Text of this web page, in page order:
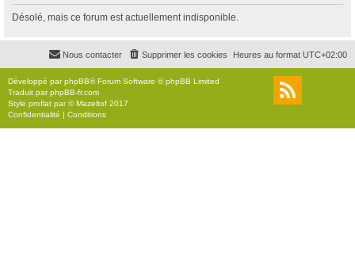
r
c
r
Désolé, mais ce forum est actuellement indisponible.
Heures au format UTC+02:00
Supprimer les cookies
Nous contacter
Développé parphpBB® Forum Software © phpBB Limited
Traduit parphpBB-fr.com
Style proflat par ©Mazeltof 2017
Confidentialité | Conditions